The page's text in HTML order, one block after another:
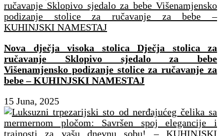
Nova dječja visoka stolica Dječja stolica za
ručavanje Sklopivo sjedalo za bebe
Višenamjensko podizanje stolice za ručavanje za
bebe – KUHINJSKI NAMESTAJ
15 Juna, 2025